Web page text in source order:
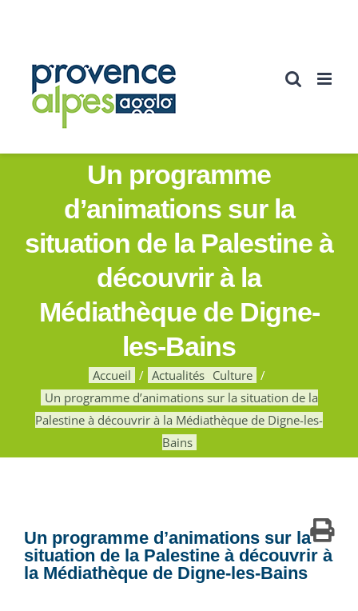
Un programme
d’animations sur la
situation de la Palestine à
découvrir à la
Médiathèque de Digne-
les-Bains
Accueil Actualités Culture
Un programme d’animations sur la situation de la
Palestine à découvrir à la Médiathèque de Digne-les-
Bains
Un programme d’animations sur la
situation de la Palestine à découvrir à
la Médiathèque de Digne-les-Bains